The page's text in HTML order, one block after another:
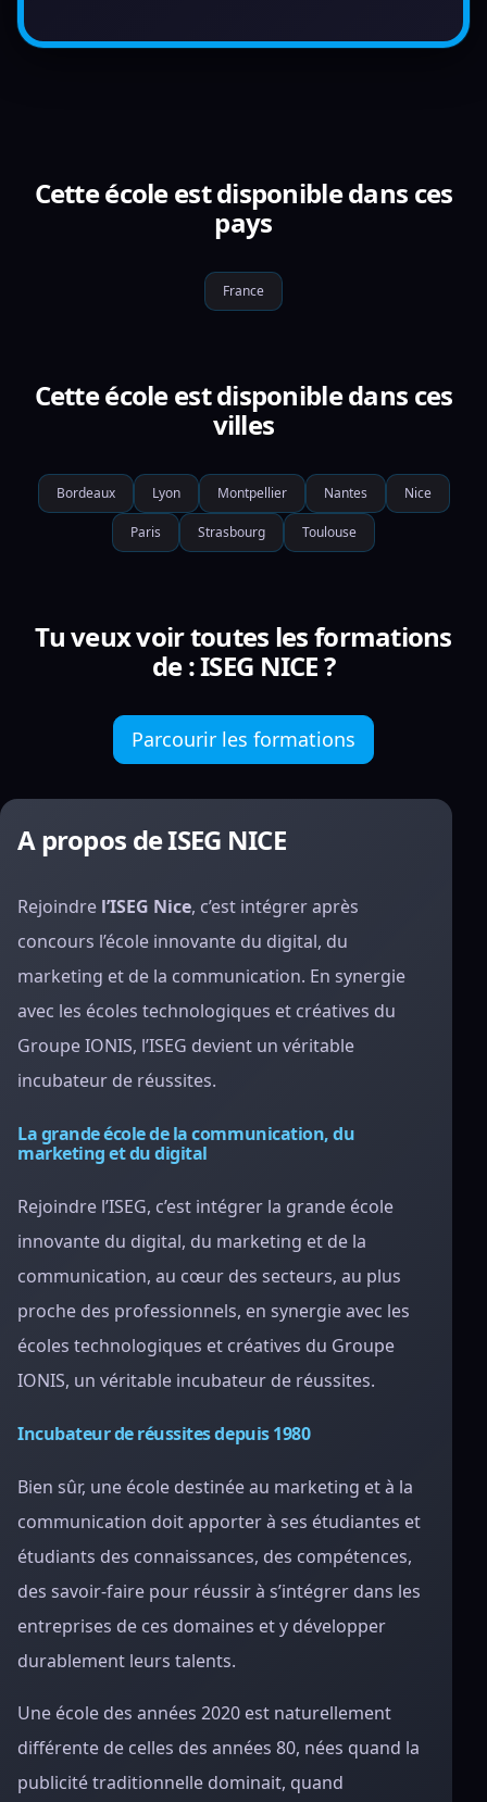
Cette école est disponible dans ces
pays
France
Cette école est disponible dans ces
villes
Bordeaux Lyon Montpellier Nantes Nice
Paris Strasbourg Toulouse
Tu veux voir toutes les formations
de : ISEG NICE ?
Parcourir les formations
A propos de ISEG NICE
Rejoindre l’ISEG Nice, c’est intégrer après
concours l’école innovante du digital, du
marketing et de la communication. En synergie
avec les écoles technologiques et créatives du
Groupe IONIS, l’ISEG devient un véritable
incubateur de réussites.
La grande école de la communication, du
marketing et du digital
Rejoindre l’ISEG, c’est intégrer la grande école
innovante du digital, du marketing et de la
communication, au cœur des secteurs, au plus
proche des professionnels, en synergie avec les
écoles technologiques et créatives du Groupe
IONIS, un véritable incubateur de réussites.
Incubateur de réussites depuis 1980
Bien sûr, une école destinée au marketing et à la
communication doit apporter à ses étudiantes et
étudiants des connaissances, des compétences,
des savoir-faire pour réussir à s’intégrer dans les
entreprises de ces domaines et y développer
durablement leurs talents.
Une école des années 2020 est naturellement
différente de celles des années 80, nées quand la
publicité traditionnelle dominait, quand